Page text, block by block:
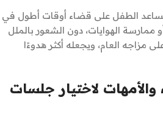
الطفل على قضاء أوقات أطول في
ممارسة الهوايات، دون الشعور بالملل
مزاجه العام، ويجعله أكثر هدوءًا
والأمهات لاختيار جلسات